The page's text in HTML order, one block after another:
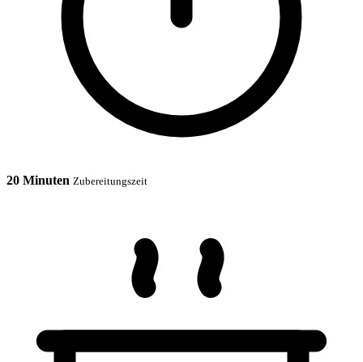
20 Minuten Zubereitungszeit